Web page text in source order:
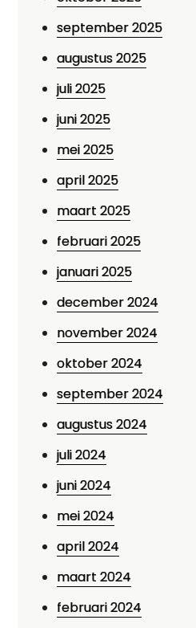
september 2025
augustus 2025
juli 2025
juni 2025
mei 2025
april 2025
maart 2025
februari 2025
januari 2025
december 2024
november 2024
oktober 2024
september 2024
augustus 2024
juli 2024
juni 2024
mei 2024
april 2024
maart 2024
februari 2024